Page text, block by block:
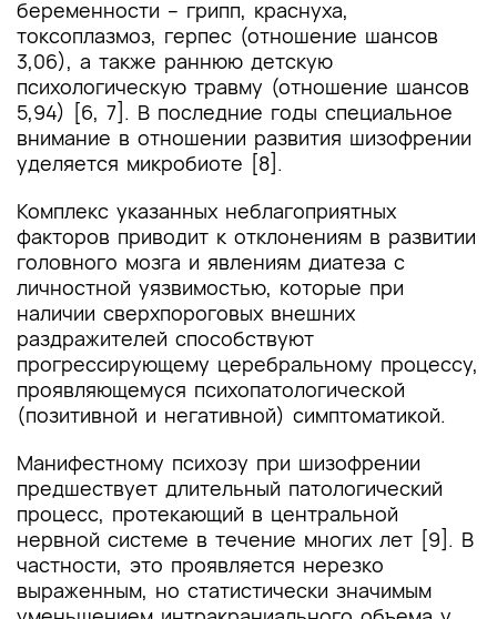
беременности – грипп, краснуха,
токсоплазмоз, герпес (отношение шансов
3,06), а также раннюю детскую
психологическую травму (отношение шансов
5,94) [6, 7]. В последние годы специальное
внимание в отношении развития шизофрении
уделяется микробиоте [8].
Комплекс указанных неблагоприятных
факторов приводит к отклонениям в развитии
головного мозга и явлениям диатеза с
личностной уязвимостью, которые при
наличии сверхпороговых внешних
раздражителей способствуют
прогрессирующему церебральному процессу,
проявляющемуся психопатологической
(позитивной и негативной) симптоматикой.
Манифестному психозу при шизофрении
предшествует длительный патологический
процесс, протекающий в центральной
нервной системе в течение многих лет [9]. В
частности, это проявляется нерезко
выраженным, но статистически значимым